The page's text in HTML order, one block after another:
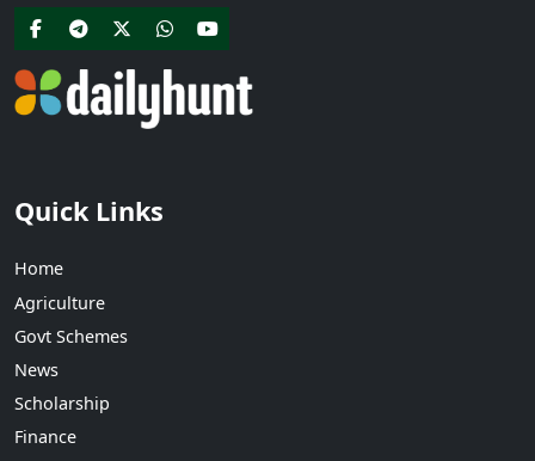
Quick Links
Home
Agriculture
Govt Schemes
News
Scholarship
Finance